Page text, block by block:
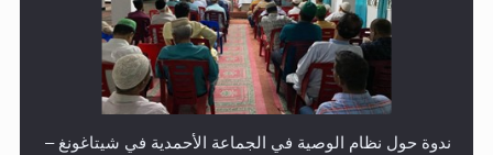
ندوة حول نظام الوصية في الجماعة الأحمدية في شيتاغونغ –